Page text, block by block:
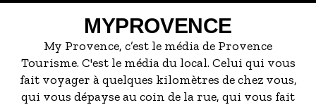
MYPROVENCE
My Provence, c’est le média de Provence
Tourisme. C'est le média du local. Celui qui vous
fait voyager à quelques kilomètres de chez vous,
qui vous dépayse au coin de la rue, qui vous fait